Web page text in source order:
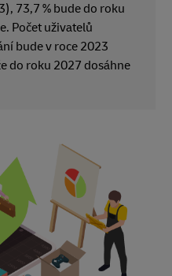
73,7 % bude do roku
Počet uživatelů
bude v roce 2023
do roku 2027 dosáhne